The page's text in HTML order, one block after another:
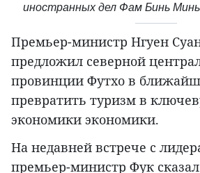
иностранных дел Фам Бинь
Премьер-министр Нгуен
предложил северной
провинции Футхо в
превратить туризм в
экономики экономики.
На недавней встрече с
премьер-министр Фук